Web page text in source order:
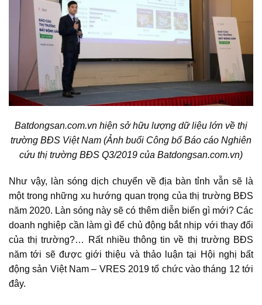
Batdongsan.com.vn hiện sở hữu lượng dữ liệu lớn về thị
trường BĐS Việt Nam (Ảnh buổi Công bố Báo cáo Nghiên
cứu thị trường BĐS Q3/2019 của Batdongsan.com.vn)
Như vậy, làn sóng dịch chuyển về địa bàn tỉnh vẫn sẽ là
một trong những xu hướng quan trọng của thị trường BĐS
năm 2020. Làn sóng này sẽ có thêm diễn biến gì mới? Các
doanh nghiệp cần làm gì để chủ động bắt nhịp với thay đổi
của thị trường?… Rất nhiều thông tin về thị trường BĐS
năm tới sẽ được giới thiệu và thảo luận tại Hội nghị bất
động sản Việt Nam – VRES 2019 tổ chức vào tháng 12 tới
đây.